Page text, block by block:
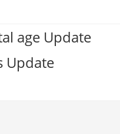
age Update
Update